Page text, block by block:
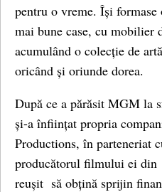
pentru o vreme. Își
mai bune case, cu mobilier
acumulând o colecție de
oricând și oriunde dorea.
După ce a părăsit MGM la
și-a înființat propria
Productions, în parteneriat
producătorul filmului ei din
reușit să obțină sprijin